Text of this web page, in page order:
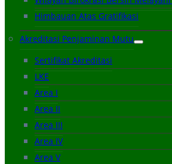
Himbauan Atas Gratifikasi
Akreditasi Penjaminan Mutu
Sertifikat Akreditasi
LKE
Area I
Area II
Area III
Area IV
Area V